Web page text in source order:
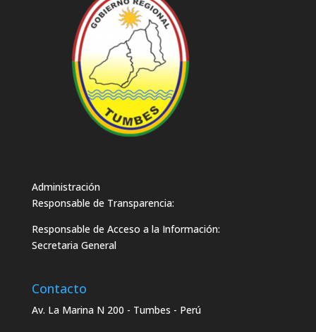
Administración
Responsable de Transparencia:
Responsable de Acceso a la Información:
Secretaria General
Contacto
Av. La Marina N 200 - Tumbes - Perú